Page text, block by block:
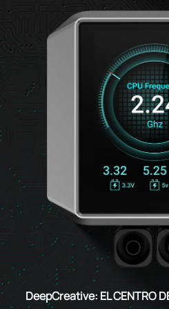
DeepCreative: EL CENTRO